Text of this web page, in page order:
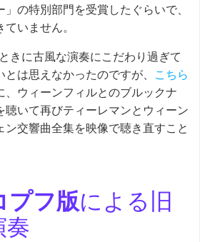
」の特別部門を受賞したぐらいで、
いません。
きに古風な演奏にこだわり過ぎて
は思えなかったのですが、 こちら
、ウィーンフィルとのブルックナ
聴いて再びティーレマンとウィーン
ン交響曲全集を映像で聴き直すこと
プフ版による旧
奏